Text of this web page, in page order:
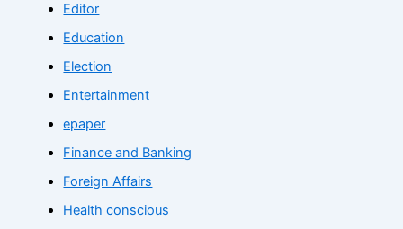
Editor
Education
Election
Entertainment
epaper
Finance and Banking
Foreign Affairs
Health conscious